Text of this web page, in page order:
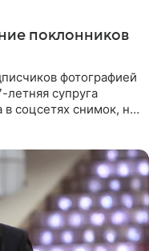
поклонников
фотографией
летняя супруга
соцсетях снимок, на